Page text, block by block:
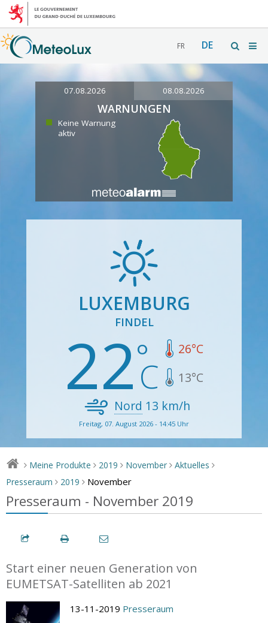
FR DE
07.08.2026 08.08.2026
WARNUNGEN
Keine Warnung
aktiv
LUXEMBURG
FINDEL
22 26°C
13°C
Nord 13 km/h
Freitag, 07. August 2026 - 14:45 Uhr
> Meine Produkte > 2019 > November > Aktuelles >
Presseraum > 2019 > November
Presseraum - November 2019
Start einer neuen Generation von
EUMETSAT-Satelliten ab 2021
13-11-2019 Presseraum